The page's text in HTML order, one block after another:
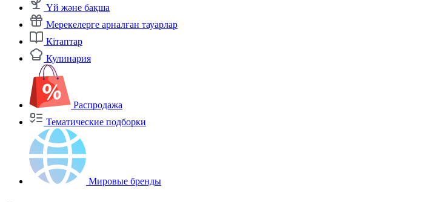
Үй және бақша
Мерекелерге арналған тауарлар
Кітаптар
Кулинария
Распродажа
Тематические подборки
Мировые бренды